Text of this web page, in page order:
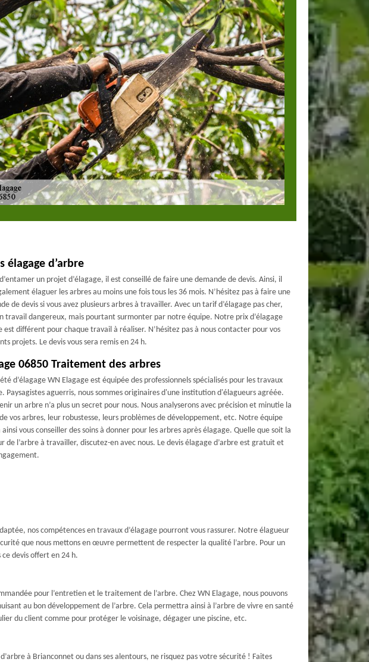
élagage d’arbre
un projet d’élagage, il est conseillé de faire une demande de devis. Ainsi, il
élaguer les arbres au moins une fois tous les 36 mois. N’hésitez pas à faire une
de devis si vous avez plusieurs arbres à travailler. Avec un tarif d’élagage pas cher,
travail dangereux, mais pourtant surmonter par notre équipe. Notre prix d’élagage
est différent pour chaque travail à réaliser. N’hésitez pas à nous contacter pour vos
projets. Le devis vous sera remis en 24 h.
06850 Traitement des arbres
d’élagage WN Elagage est équipée des professionnels spécialisés pour les travaux
Paysagistes aguerris, nous sommes originaires d'une institution d'élagueurs agréée.
un arbre n’a plus un secret pour nous. Nous analyserons avec précision et minutie la
vos arbres, leur robustesse, leurs problèmes de développement, etc. Notre équipe
vous conseiller des soins à donner pour les arbres après élagage. Quelle que soit la
de l’arbre à travailler, discutez-en avec nous. Le devis élagage d’arbre est gratuit et
nos compétences en travaux d’élagage pourront vous rassurer. Notre élagueur
que nous mettons en œuvre permettent de respecter la qualité l’arbre. Pour un
devis offert en 24 h.
pour l’entretien et le traitement de l’arbre. Chez WN Elagage, nous pouvons
au bon développement de l’arbre. Cela permettra ainsi à l’arbre de vivre en santé
du client comme pour protéger le voisinage, dégager une piscine, etc.
à Brianconnet ou dans ses alentours, ne risquez pas votre sécurité ! Faites